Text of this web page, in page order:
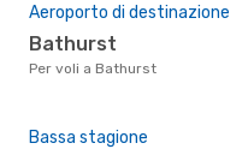
Aeroporto di destinazione
Bathurst
Per voli a Bathurst
Bassa stagione